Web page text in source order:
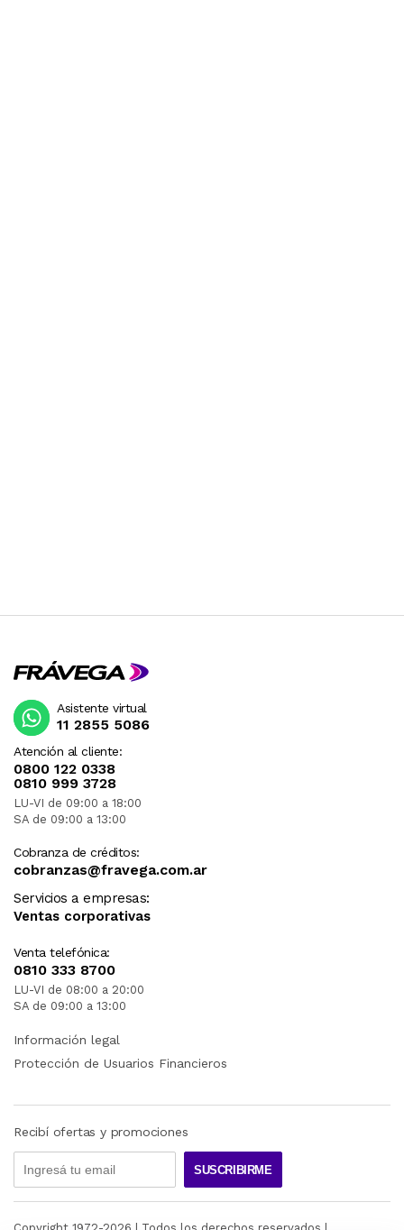
Atención al cliente:
0800 122 0338
0810 999 3728
LU-VI de 09:00 a 18:00
SA de 09:00 a 13:00
Cobranza de créditos:
cobranzas@fravega.com.ar
Servicios a empresas:
Ventas corporativas
Venta telefónica:
0810 333 8700
LU-VI de 08:00 a 20:00
SA de 09:00 a 13:00
Asistente virtual
11 2855 5086
Información legal
Protección de Usuarios Financieros
Recibí ofertas y promociones
SUSCRIBIRME